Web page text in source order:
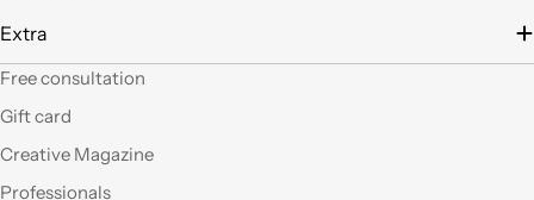
Extra
Free consultation
Gift card
Creative Magazine
Professionals